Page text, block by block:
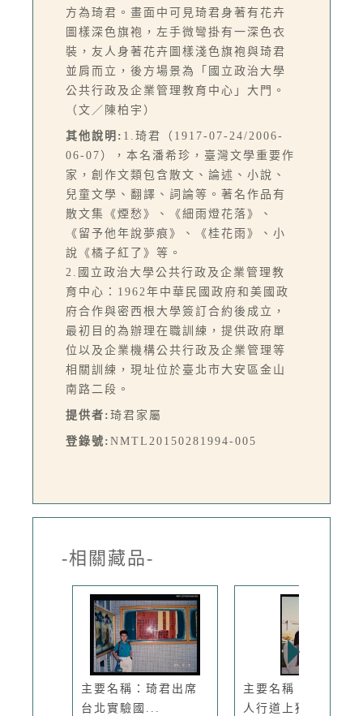
方為琦君。畫面中可見琦君身著有花卉
圖樣深色旗袍，左手微彎掛有一深色衣
裝，友人身著花卉圖樣淺色旗袍與琦君
並肩而立，後方場景為「國立政治大學
公共行政及企業管理教育中心」大門。
（文／陳柏宇）
其他說明: 1.琦君（1917-07-24/2006-
06-07），本名潘希珍，臺灣文學重要作
家，創作文類包含散文、論述、小說、
兒童文學、翻譯、詞論等。著名作品有
散文集《煙愁》、《細雨燈花落》、
《留予他年說夢痕》、《桂花雨》、小
說《橘子紅了》等。
2.國立政治大學公共行政及企業管理教
育中心：1962年中華民國政府和美國政
府合作與密西根大學簽訂合約後成立，
最初目的為辦理在職訓練，提供政府單
位以及企業機構公共行政及企業管理等
相關訓練，現址位於臺北市大安區金山
南路二段。
提供者: 琦君家屬
登錄號: NMTL20150281994-005
-相關藏品-
主要名稱：琦君出席
台北實驗國...
主要名稱：李唐基於
人行道上獨...